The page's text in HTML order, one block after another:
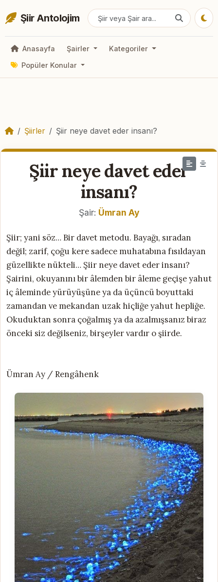
Şiir Antolojim
Anasayfa Şairler
Kategoriler
Popüler Konular
Şiirler Şiir neye davet eder insanı?
Şiir neye davet eder
insanı?
Şair: Ümran Ay
Şiir; yani söz… Bir davet metodu. Bayağı, sıradan
değil; zarif, çoğu kere sadece muhatabına fısıldayan
güzellikte nükteli… Şiir neye davet eder insanı?
Şairini, okuyanını bir âlemden bir âleme geçişe yahut
iç âleminde yürüyüşüne ya da üçüncü boyuttaki
zamandan ve mekandan uzak hiçliğe yahut hepliğe.
Okuduktan sonra çoğalmış ya da azalmışsanız biraz
önceki siz değilseniz, birşeyler vardır o şiirde.
Ümran Ay / Rengâhenk